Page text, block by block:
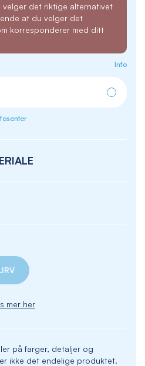
velger det riktige alternativet
at du velger det
korresponderer med ditt
Info
mer her
på farger, detaljer og
ikke det endelige produktet.